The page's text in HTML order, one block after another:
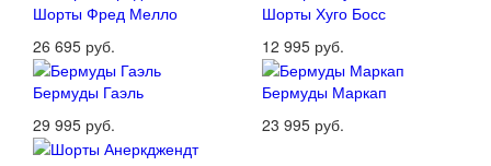
Шорты Фред Мелло
26 695 руб.
Шорты Хуго Босс
12 995 руб.
Бермуды Гаэль
29 995 руб.
Бермуды Маркап
23 995 руб.